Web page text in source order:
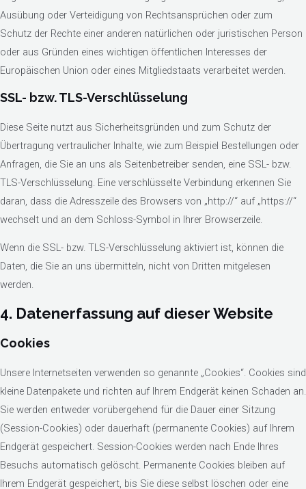
Ausübung oder Verteidigung von Rechtsansprüchen oder zum
Schutz der Rechte einer anderen natürlichen oder juristischen Person
oder aus Gründen eines wichtigen öffentlichen Interesses der
Europäischen Union oder eines Mitgliedstaats verarbeitet werden.
SSL- bzw. TLS-Verschlüsselung
Diese Seite nutzt aus Sicherheitsgründen und zum Schutz der
Übertragung vertraulicher Inhalte, wie zum Beispiel Bestellungen oder
Anfragen, die Sie an uns als Seitenbetreiber senden, eine SSL- bzw.
TLS-Verschlüsselung. Eine verschlüsselte Verbindung erkennen Sie
daran, dass die Adresszeile des Browsers von „http://“ auf „https://“
wechselt und an dem Schloss-Symbol in Ihrer Browserzeile.
Wenn die SSL- bzw. TLS-Verschlüsselung aktiviert ist, können die
Daten, die Sie an uns übermitteln, nicht von Dritten mitgelesen
werden.
4. Datenerfassung auf dieser Website
Cookies
Unsere Internetseiten verwenden so genannte „Cookies“. Cookies sind
kleine Datenpakete und richten auf Ihrem Endgerät keinen Schaden an.
Sie werden entweder vorübergehend für die Dauer einer Sitzung
(Session-Cookies) oder dauerhaft (permanente Cookies) auf Ihrem
Endgerät gespeichert. Session-Cookies werden nach Ende Ihres
Besuchs automatisch gelöscht. Permanente Cookies bleiben auf
Ihrem Endgerät gespeichert, bis Sie diese selbst löschen oder eine